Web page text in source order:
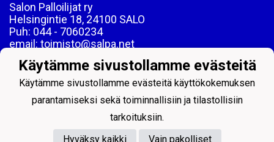
Salon Palloilijat ry
Helsingintie 18, 24100 SALO
Puh: 044 - 7060234
email: toimisto@salpa.net
LY 0139538-2
Käytämme sivustollamme evästeitä
Käytämme sivustollamme evästeitä käyttökokemuksen
parantamiseksi sekä toiminnallisiin ja tilastollisiin
tarkoituksiin.
Hyväksy kaikki
Vain pakolliset